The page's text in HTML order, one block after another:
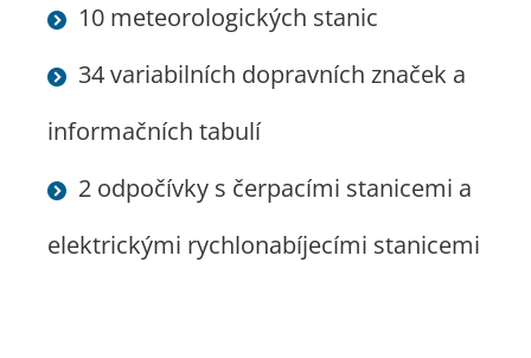
10 meteorologických stanic
34 variabilních dopravních značek a
informačních tabulí
2 odpočívky s čerpacími stanicemi a
elektrickými rychlonabíjecími stanicemi